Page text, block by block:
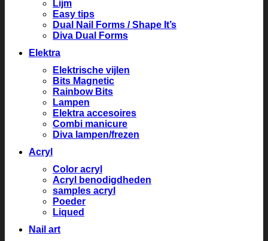
Lijm
Easy tips
Dual Nail Forms / Shape It’s
Diva Dual Forms
Elektra
Elektrische vijlen
Bits Magnetic
Rainbow Bits
Lampen
Elektra accesoires
Combi manicure
Diva lampen/frezen
Acryl
Color acryl
Acryl benodigdheden
samples acryl
Poeder
Liqued
Nail art